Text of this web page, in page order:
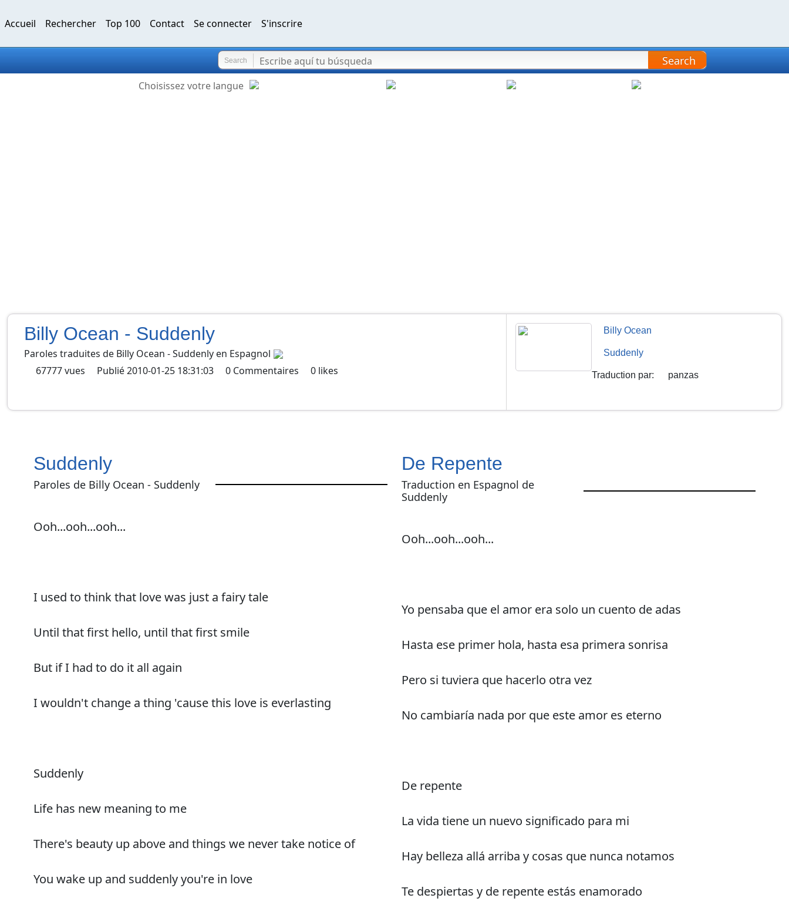
Accueil Rechercher Top 100 Contact Se connecter S'inscrire
Search Search
Choisissez votre langue
Billy Ocean - Suddenly
Paroles traduites de Billy Ocean -Suddenly en Espagnol
67777vues Publié2010-01-25 18:31:03 0 Commentaires 0 likes
Billy Ocean
Suddenly
Traduction par: panzas
Suddenly
Paroles de Billy Ocean - Suddenly
Ooh...ooh...ooh...
I used to think that love was just a fairy tale
Until that first hello, until that first smile
But if I had to do it all again
I wouldn't change a thing 'cause this love is everlasting
Suddenly
Life has new meaning to me
There's beauty up above and things we never take notice of
You wake up and suddenly you're in love
De Repente
Traduction en Espagnol de
Suddenly
Ooh...ooh...ooh...
Yo pensaba que el amor era solo un cuento de adas
Hasta ese primer hola, hasta esa primera sonrisa
Pero si tuviera que hacerlo otra vez
No cambiaría nada por que este amor es eterno
De repente
La vida tiene un nuevo significado para mi
Hay belleza allá arriba y cosas que nunca notamos
Te despiertas y de repente estás enamorado